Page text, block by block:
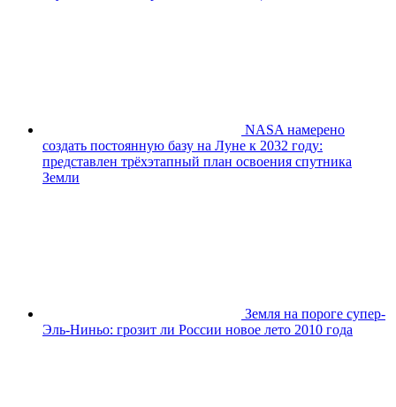
NASA намерено
создать постоянную базу на Луне к 2032 году:
представлен трёхэтапный план освоения спутника
Земли
Земля на пороге супер-
Эль-Ниньо: грозит ли России новое лето 2010 года